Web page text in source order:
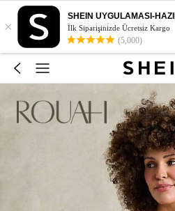
×
SHEIN UYGULAMASI-
İlk Siparişinizde Ücretsiz Kargo
(5,000)